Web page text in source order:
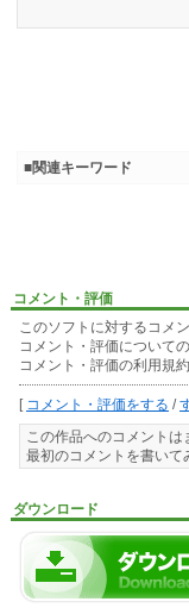
コメント・評価
このソフトに対するコメ
コメント・評価について
コメント・評価の利用規
[ コメント・評価をする /
この作品へのコメントは
最初のコメントを書いて
ダウンロード
■関連キーワード